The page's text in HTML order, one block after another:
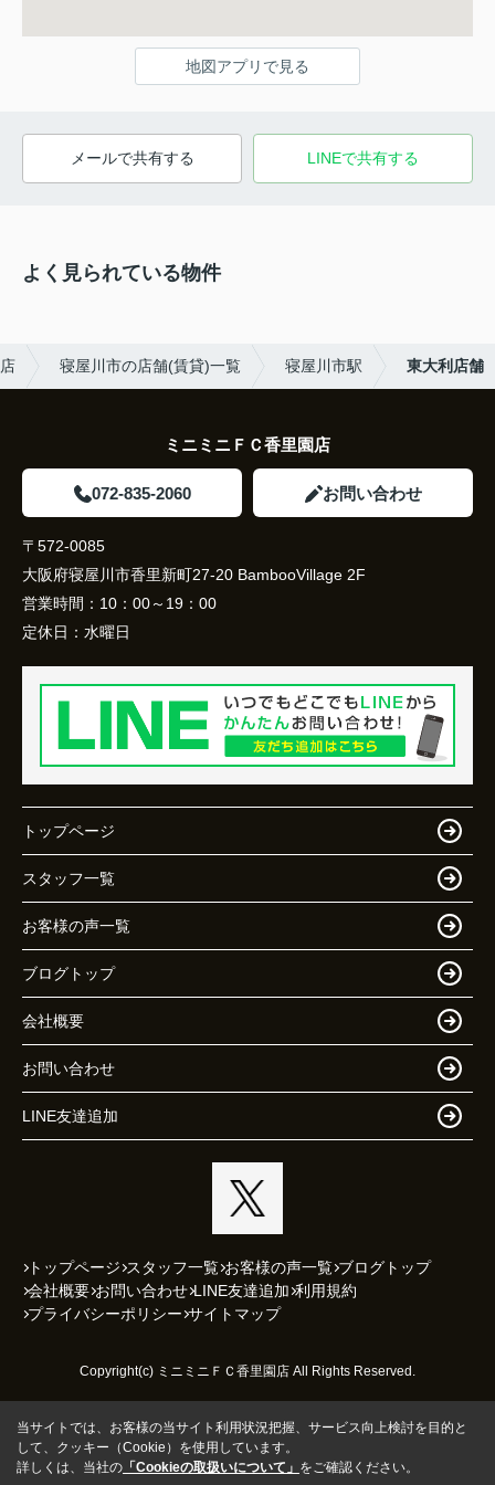
地図アプリで見る
メールで共有する LINEで共有する
よく見られている物件
寝屋川市の店舗(賃貸)一覧 寝屋川市駅 東大利店舗
ミニミニＦＣ香里園店
072-835-2060 お問い合わせ
〒572-0085
大阪府寝屋川市香里新町27-20 BambooVillage 2F
営業時間： 10：00～19：00
定休日： 水曜日
トップページ
スタッフ一覧
お客様の声一覧
ブログトップ
会社概要
お問い合わせ
LINE友達追加
トップページ スタッフ一覧 お客様の声一覧 ブログトップ
会社概要 お問い合わせ LINE友達追加 利用規約
プライバシーポリシー サイトマップ
Copyright(c) ミニミニＦＣ香里園店 All Rights Reserved.
当サイトでは、お客様の当サイト利用状況把握、サービス向上検討を目的と
して、クッキー（Cookie）を使用しています。
詳しくは、当社の 「Cookieの取扱いについて」 をご確認ください。